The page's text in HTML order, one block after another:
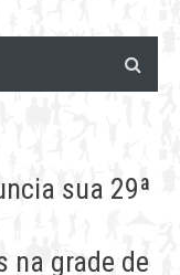
sua 29ª
na grade de